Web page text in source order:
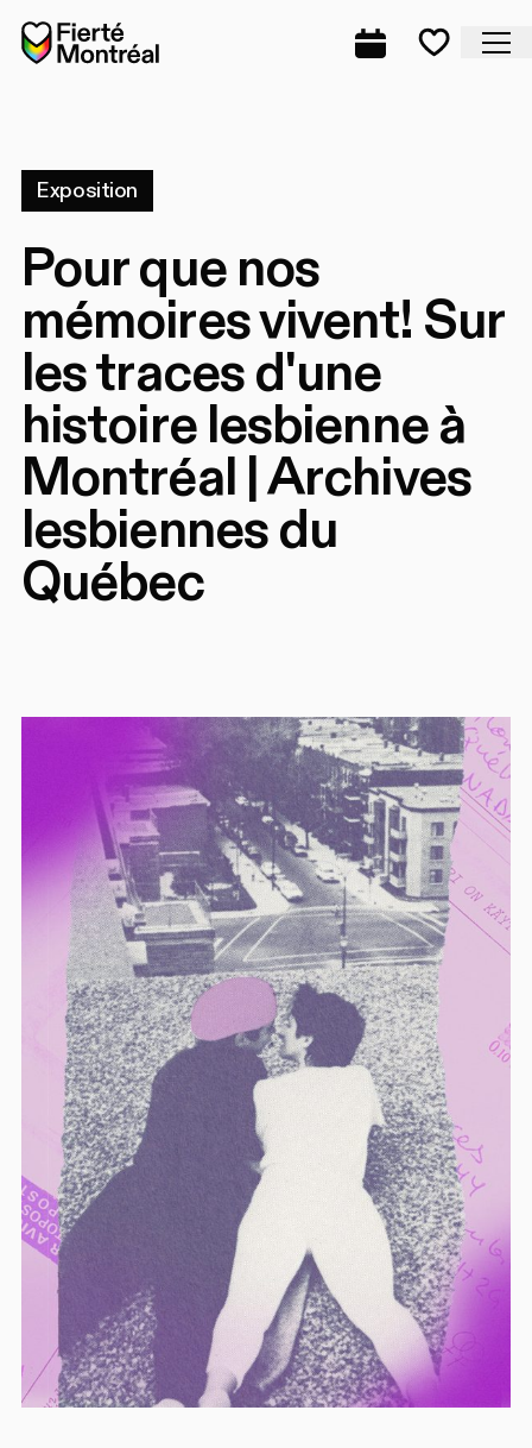
Aller à la navigation
Aller à la navigation
Aller au contenu
Accueil
Mes
Exposition
Pour que nos
mémoires vivent! Sur
les traces d'une
histoire lesbienne à
Montréal | Archives
lesbiennes du
Québec